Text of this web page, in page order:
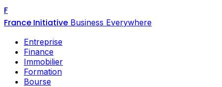
F
France Initiative Business Everywhere
Entreprise
Finance
Immobilier
Formation
Bourse